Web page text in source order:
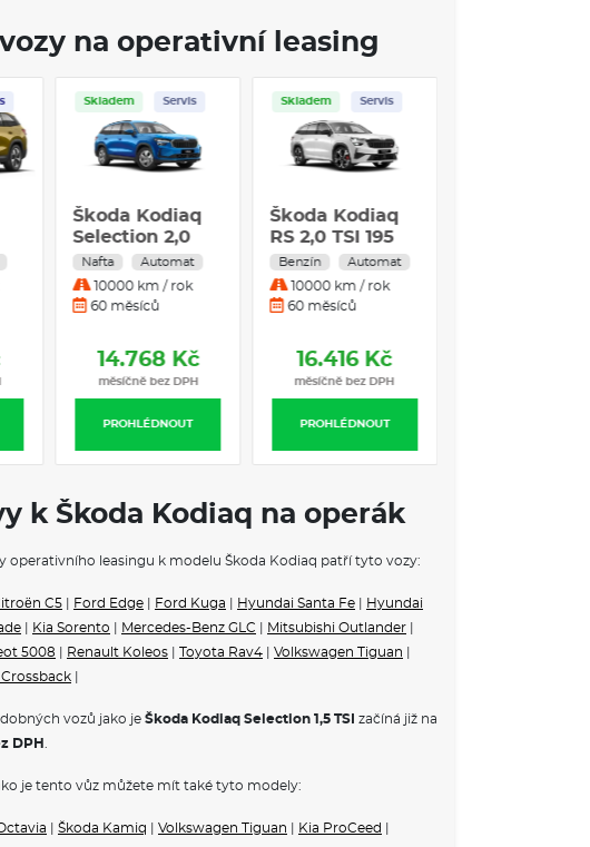
multifunkční kamera
do kopce
prostoru
značek
DAB
a infotaimentu
opěrka
na operativní leasing
Skladem Servis
Škoda Kodiaq
Selection 2,0
TDI 142 kW 7°
automatická
DSG 4x4
Nafta Automat
10000 km / rok
60 měsíců
PROHLÉDNOUT
14.768 Kč
měsíčně bez DPH
Skladem Servis
Škoda Kodiaq
RS 2,0 TSI 195
kW 7°
automatická
DSG 4x4
Benzín Automat
10000 km / rok
60 měsíců
PROHLÉDNOUT
16.416 Kč
měsíčně bez DPH
k Škoda Kodiaq na operák
operativního leasingu k modelu Škoda Kodiaq patří tyto vozy:
C5 Ford Edge Ford Kuga Hyundai Santa Fe
Hyundai
Kia Sorento Mercedes-Benz GLC Mitsubishi Outlander
5008 Renault Koleos Toyota Rav4 Volkswagen Tiguan
Crossback
vozů jako je Škoda Kodiaq Selection 1,5 TSI začíná již na
DPH
je tento vůz můžete mít také tyto modely:
Škoda Kamiq Volkswagen Tiguan Kia ProCeed